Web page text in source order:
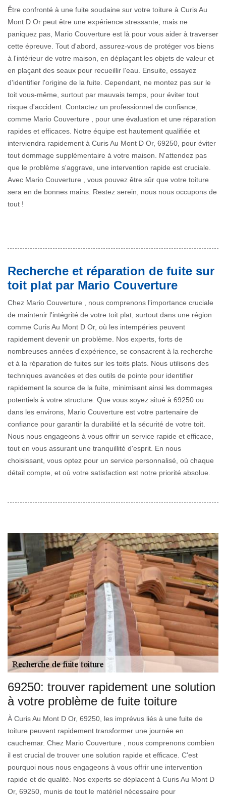
Être confronté à une fuite soudaine sur votre toiture à Curis Au
Mont D Or peut être une expérience stressante, mais ne
paniquez pas, Mario Couverture est là pour vous aider à traverser
cette épreuve. Tout d'abord, assurez-vous de protéger vos biens
à l'intérieur de votre maison, en déplaçant les objets de valeur et
en plaçant des seaux pour recueillir l'eau. Ensuite, essayez
d'identifier l'origine de la fuite. Cependant, ne montez pas sur le
toit vous-même, surtout par mauvais temps, pour éviter tout
risque d'accident. Contactez un professionnel de confiance,
comme Mario Couverture , pour une évaluation et une réparation
rapides et efficaces. Notre équipe est hautement qualifiée et
interviendra rapidement à Curis Au Mont D Or, 69250, pour éviter
tout dommage supplémentaire à votre maison. N'attendez pas
que le problème s'aggrave, une intervention rapide est cruciale.
Avec Mario Couverture , vous pouvez être sûr que votre toiture
sera en de bonnes mains. Restez serein, nous nous occupons de
tout !
Recherche et réparation de fuite sur
toit plat par Mario Couverture
Chez Mario Couverture , nous comprenons l'importance cruciale
de maintenir l'intégrité de votre toit plat, surtout dans une région
comme Curis Au Mont D Or, où les intempéries peuvent
rapidement devenir un problème. Nos experts, forts de
nombreuses années d'expérience, se consacrent à la recherche
et à la réparation de fuites sur les toits plats. Nous utilisons des
techniques avancées et des outils de pointe pour identifier
rapidement la source de la fuite, minimisant ainsi les dommages
potentiels à votre structure. Que vous soyez situé à 69250 ou
dans les environs, Mario Couverture est votre partenaire de
confiance pour garantir la durabilité et la sécurité de votre toit.
Nous nous engageons à vous offrir un service rapide et efficace,
tout en vous assurant une tranquillité d'esprit. En nous
choisissant, vous optez pour un service personnalisé, où chaque
détail compte, et où votre satisfaction est notre priorité absolue.
69250: trouver rapidement une solution
à votre problème de fuite toiture
À Curis Au Mont D Or, 69250, les imprévus liés à une fuite de
toiture peuvent rapidement transformer une journée en
cauchemar. Chez Mario Couverture , nous comprenons combien
il est crucial de trouver une solution rapide et efficace. C'est
pourquoi nous nous engageons à vous offrir une intervention
rapide et de qualité. Nos experts se déplacent à Curis Au Mont D
Or, 69250, munis de tout le matériel nécessaire pour